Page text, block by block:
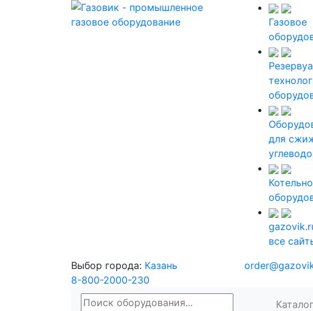
Газовое
для
все
Выбор города: Казань
8-800-2000-230